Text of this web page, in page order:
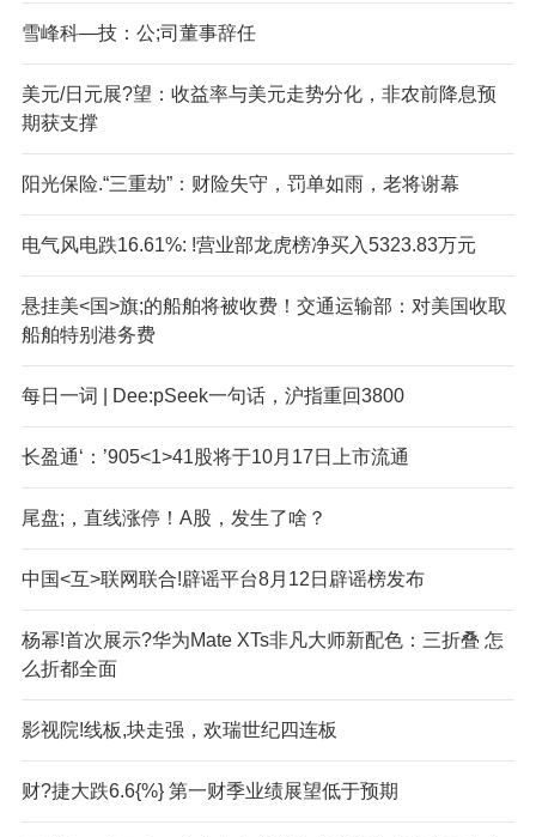
雪峰科—技：公;司董事辞任
美元/日元展?望：收益率与美元走势分化，非农前降息预
期获支撑
阳光保险.“三重劫”：财险失守，罚单如雨，老将谢幕
电气风电跌16.61%: !营业部龙虎榜净买入5323.83万元
悬挂美<国>旗;的船舶将被收费！交通运输部：对美国收取
船舶特别港务费
每日一词 | Dee:pSeek一句话，沪指重回3800
长盈通‘：’905<1>41股将于10月17日上市流通
尾盘;，直线涨停！A股，发生了啥？
中国<互>联网联合!辟谣平台8月12日辟谣榜发布
杨幂!首次展示?华为Mate XTs非凡大师新配色：三折叠 怎
么折都全面
影视院!线板,块走强，欢瑞世纪四连板
财?捷大跌6.6{%} 第一财季业绩展望低于预期